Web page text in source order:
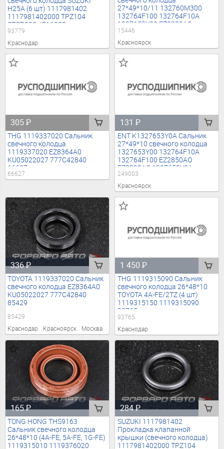
H25A (6 шт) 1117981402
1117981402000 TPZ104
SZCP002 JFA6202
K1117981402 21173 93779
93779
Краснодар
27*49*10/11 132760M300
132764F100 132764F10A
1327653Y00 EZ8339A0
1327653Y10 1327653Y11
1N0210231 1N0710231
MQ700822 MQ700823
ADBP670014 00647500
SO0918 SG1896 NCP007
15446
Красноярск
305₽
THG 1119337020 Сальник
свечного колодца
1119337020 EZ8364A0
KU05022027 777C42840
66627
66627
131₽
ENT K1327653Y0A Сальник
27*49*10 свечного колодца
1327653Y00 132764F10A
132764F100 EZ2850AO
EZ8339AO 1327653Y0A
1327653Y00 132764F10A
132764F100 249003
249003
Красноярск
336₽
TOYOTA 1119337020 Сальник
свечного колодца EZ8364A0
KU05022027 777C42840
85429
85429
Краснодар
Красноярск Москва
1 450₽
THG 1119315090 Сальник
свечного колодца 26*48*10
TOYOTA 4A-FE/2TZ (4 шт)
1119315150 1119315090
93765
93765
Краснодар
165₽
TONG HONG THS9163
Сальник свечного колодца
26*48*10 (4A-FE, 5A-FE, 1G-FE)
1119315010 1119376020
284₽
SUZUKI 1117981402
Прокладка клапанной
крышки (свечного колодца)
1117981402000 TPZ104